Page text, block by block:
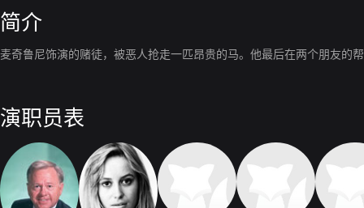
简介
麦奇鲁尼饰演的赌徒，被恶人抢走一匹昂贵的马。他最后在两个朋友的
演职员表